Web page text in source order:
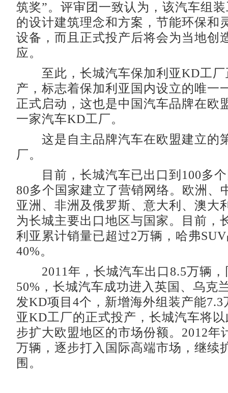
筑奖”。评审团一致认为，该汽车组
的设计建筑理念和方案，节能环保和
设备，而且正式投产后将会为当地创
应。
至此，长城汽车保加利亚KD工厂
产，标志着保加利亚国内设立的唯一
正式启动，这也是中国汽车品牌在欧
一家汽车KD工厂。
这是自主品牌汽车在欧盟建立的
厂。
目前，长城汽车已出口到100多个
80多个国家建立了营销网络。欧洲、
亚洲、非洲及俄罗斯、意大利、澳大
为长城主要出口地区与国家。目前，
利亚累计销量已超过2万辆，哈弗
40%。
2011年，长城汽车出口8.5万辆，
50%，长城汽车成功进入英国、乌克
发KD项目4个，新增海外组装产能7.3
亚KD工厂的正式投产，长城汽车将
步扩大欧盟地区的市场份额。2012年
万辆，逐步打入国际高端市场，继续
围。